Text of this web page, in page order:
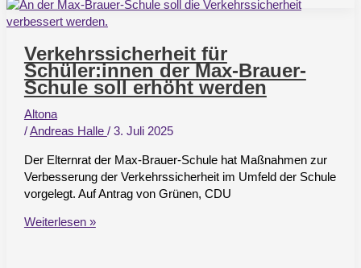
die
Räder
kommen
Verkehrssicherheit für
Schüler:innen der Max-Brauer-
Schule soll erhöht werden
Altona
/Andreas Halle / 3. Juli 2025
Der Elternrat der Max-Brauer-Schule hat Maßnahmen zur
Verbesserung der Verkehrssicherheit im Umfeld der Schule
vorgelegt. Auf Antrag von Grünen, CDU
Verkehrssicherheit
Weiterlesen »